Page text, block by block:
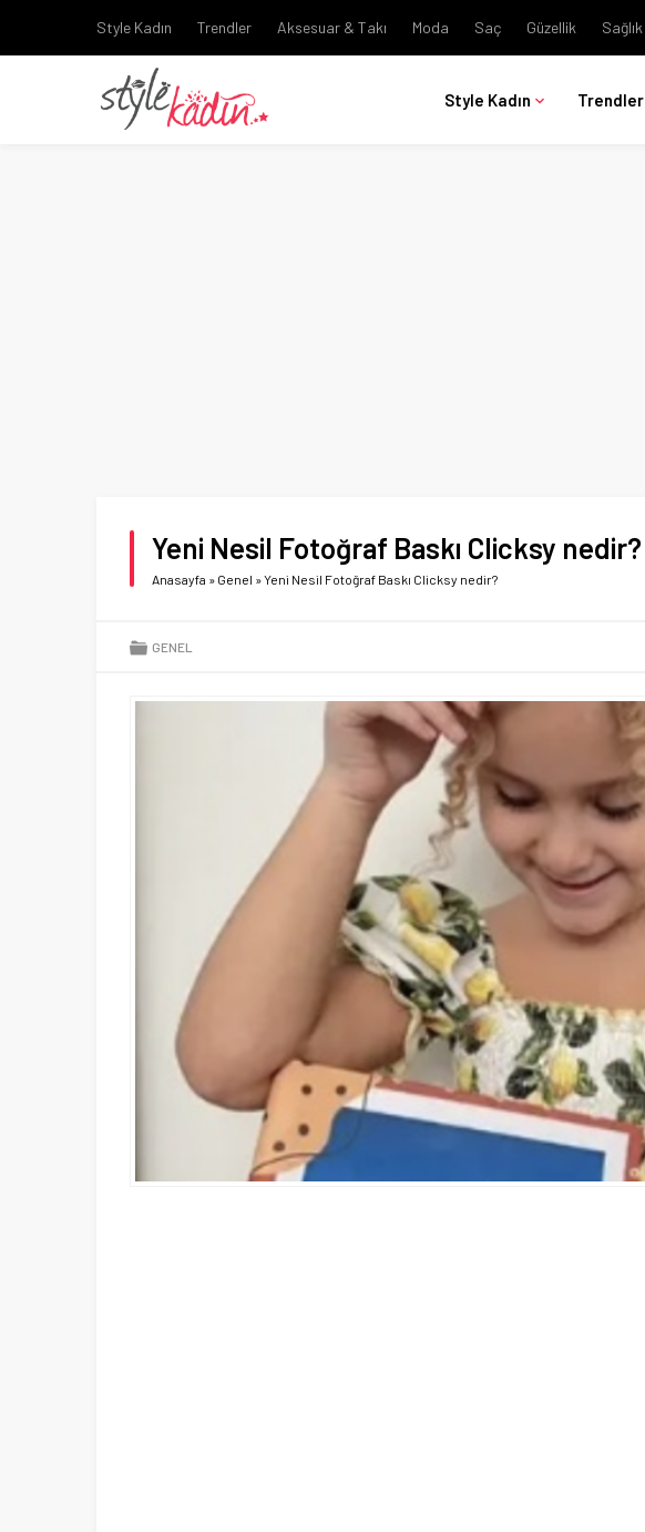
Style Kadın Trendler Aksesuar & Takı Moda Saç Güzellik Sağlık
Style Kadın Trendler
Yeni Nesil Fotoğraf Baskı Clicksy nedir?
Anasayfa » Genel »Yeni Nesil Fotoğraf Baskı Clicksy nedir?
GENEL